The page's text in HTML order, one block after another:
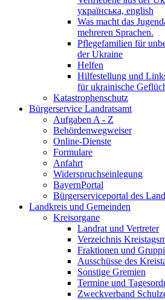
українська, english
Was macht das
mehreren Sprachen.
Pflegefamilien für
der Ukraine
Helfen
Hilfestellung und
für ukrainische
Katastrophenschutz
Bürgerservice Landratsamt
Aufgaben A - Z
Behördenwegweiser
Online-Dienste
Formulare
Anfahrt
Widerspruchseinlegung
BayernPortal
Bürgerserviceportal des
Landkreis und Gemeinden
Kreisorgane
Landrat und Vertreter
Verzeichnis
Fraktionen und
Ausschüsse des
Sonstige Gremien
Termine und
Zweckverband